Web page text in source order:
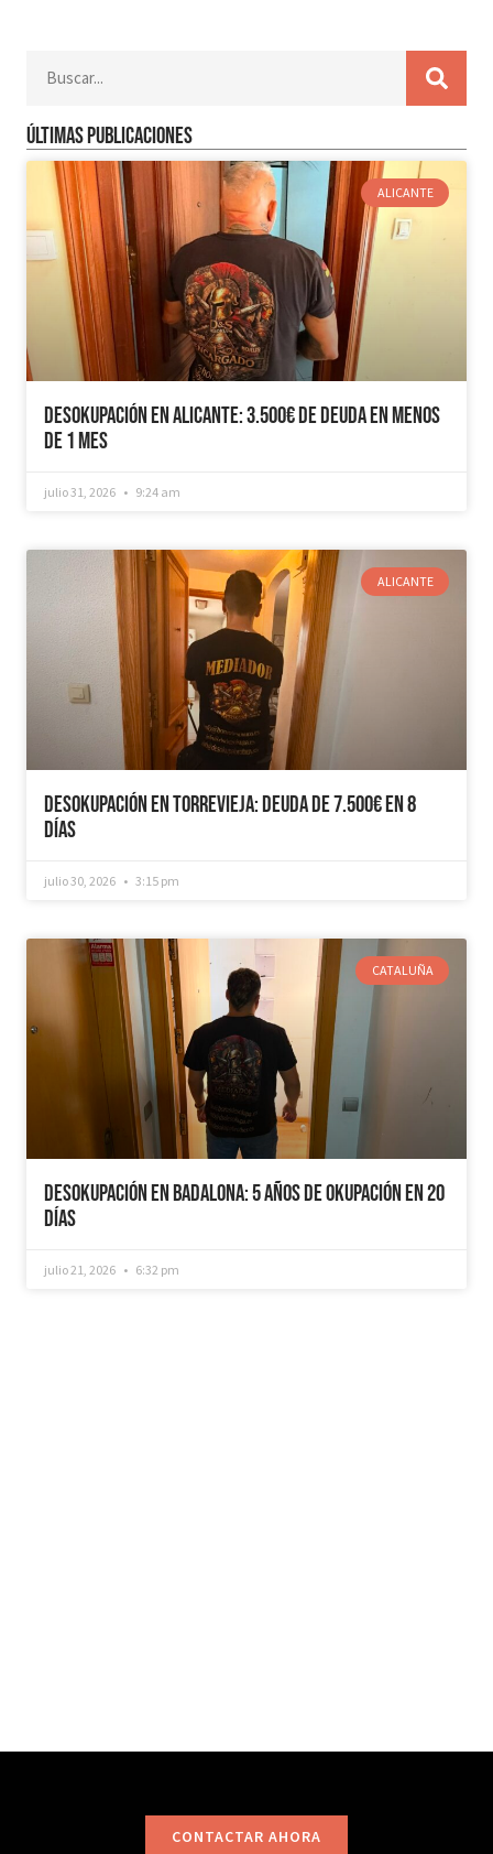
Últimas publicaciones
ALICANTE
Desokupación en Alicante: 3.500€ de Deuda en Menos
de 1 mes
julio 31, 2026 9:24 am
ALICANTE
Desokupación en Torrevieja: Deuda de 7.500€ en 8
días
julio 30, 2026 3:15 pm
CATALUÑA
Desokupación en Badalona: 5 años de Okupación en 20
días
julio 21, 2026 6:32 pm
CONTACTAR AHORA